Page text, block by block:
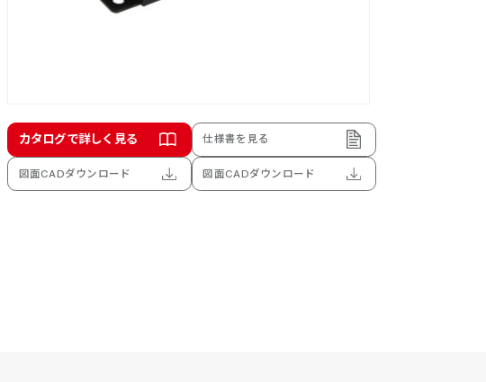
カタログで詳しく見る 仕様書を見る
図面CADダウンロード 図面CADダウンロード